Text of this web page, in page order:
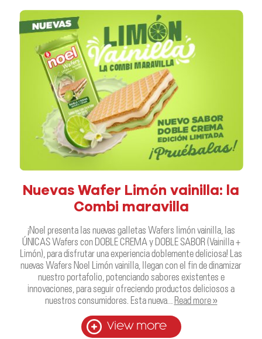
Nuevas Wafer Limón vainilla: la
Combi maravilla
¡Noel presenta las nuevas galletas Wafers limón vainilla, las
ÚNICAS Wafers con DOBLE CREMA y DOBLE SABOR (Vainilla +
Limón), para disfrutar una experiencia doblemente deliciosa! Las
nuevas Wafers Noel Limón vainilla, llegan con el fin de dinamizar
nuestro portafolio, potenciando sabores existentes e
innovaciones, para seguir ofreciendo productos deliciosos a
nuestros consumidores. Esta nueva… Read more »
View more